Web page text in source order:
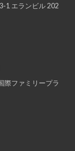
1 エランビル 202
際ファミリープラ